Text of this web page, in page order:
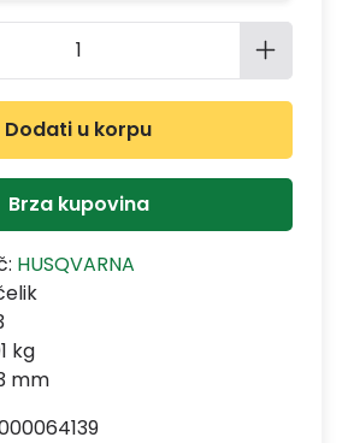
Unesite
Dodati u korpu
Brza kupovina
HUSQVARNA
kg
mm